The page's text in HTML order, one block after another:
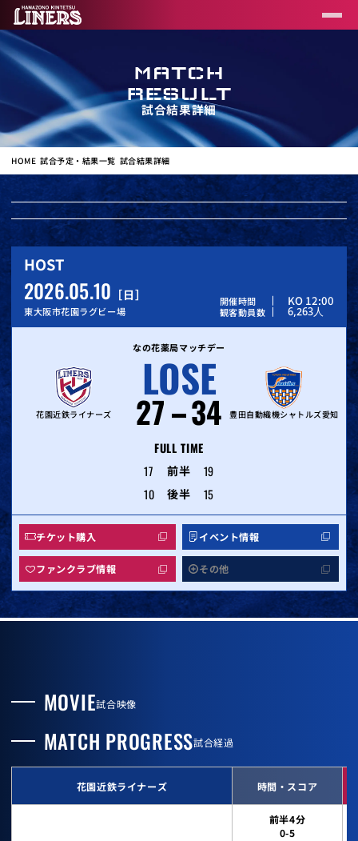
MATCH
RESULT
試合結果詳細
HOME 試合予定・結果一覧 試合結果詳細
HOST
2026.05.10 日
東大阪市花園ラグビー場
開催時間 KO 12:00
観客動員数 6,263人
なの花薬局マッチデー
花園近鉄ライナーズ
LOSE
27 34 豊田自動織機シャトルズ愛知
FULL TIME
17
前半
19
10
後半 15
チケット購入 イベント情報
ファンクラブ情報 その他
MOVIE試合映像
MATCH PROGRESS試合経過
花園近鉄ライナーズ 時間・スコア
前半4分
0-5